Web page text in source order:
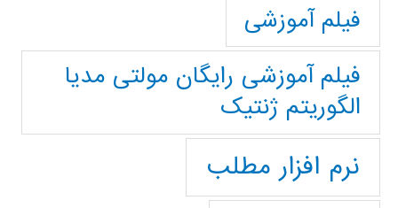
فیلم آموزشی
فیلم آموزشی رایگان مولتی مدیا
الگوریتم ژنتیک
نرم افزار مطلب